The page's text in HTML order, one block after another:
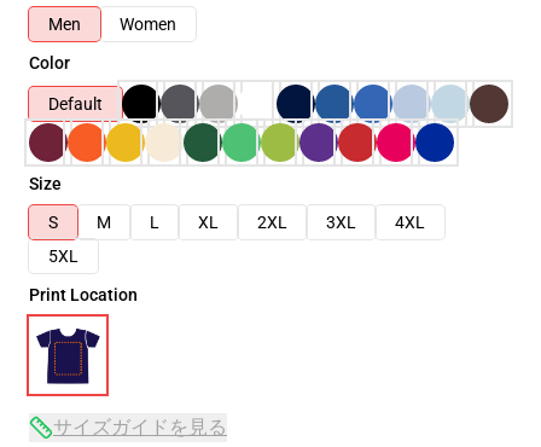
Men
Women
Color
Default
Size
S
M L XL 2XL 3XL
4XL
5XL
Print Location
サイズガイドを見る